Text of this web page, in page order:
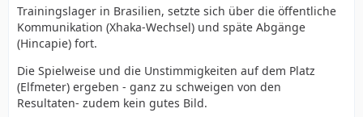
Trainingslager in Brasilien, setzte sich über die öffentliche
Kommunikation (Xhaka-Wechsel) und späte Abgänge
(Hincapie) fort.
Die Spielweise und die Unstimmigkeiten auf dem Platz
(Elfmeter) ergeben - ganz zu schweigen von den
Resultaten- zudem kein gutes Bild.